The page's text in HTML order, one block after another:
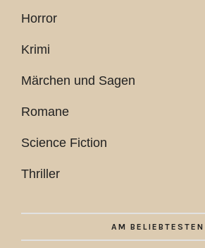
Horror
Krimi
Märchen und Sagen
Romane
Science Fiction
Thriller
AM BELIEBTESTEN